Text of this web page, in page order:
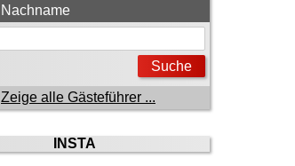
Nachname
Zeige alle Gästeführer ...
INSTA